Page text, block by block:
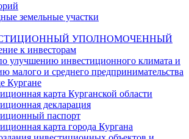
земельные участки
УПОЛНОМОЧЕННЫЙ
к инвесторам
улучшению инвестиционного климата и
малого и среднего предпринимательства
Кургане
карта Курганской области
декларация
паспорт
карта города Кургана